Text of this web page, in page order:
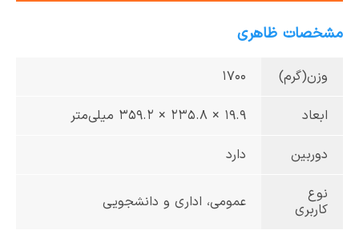
مشخصات ظاهری
وزن(گرم) ۱۷۰۰
ابعاد 19.9 × 235.8 × 359.2 میلی‌متر
دوربین دارد
نوع
کاربری
عمومی، اداری و دانشجویی